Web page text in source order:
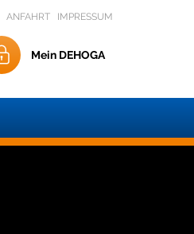
ANFAHRT IMPRESSUM
Mein DEHOGA